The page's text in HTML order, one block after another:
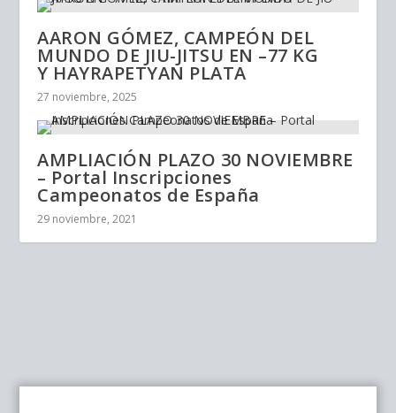
AARON GÓMEZ, CAMPEÓN DEL
MUNDO DE JIU-JITSU EN –77 KG
Y HAYRAPETYAN PLATA
27 noviembre, 2025
AMPLIACIÓN PLAZO 30 NOVIEMBRE
– Portal Inscripciones
Campeonatos de España
29 noviembre, 2021